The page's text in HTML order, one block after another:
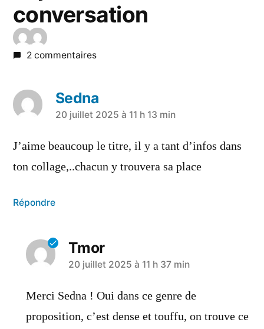
conversation
2 commentaires
Sedna
20 juillet 2025 à 11 h 13 min
J’aime beaucoup le titre, il y a tant d’infos dans
ton collage,..chacun y trouvera sa place
Répondre
Tmor
20 juillet 2025 à 11 h 37 min
Merci Sedna ! Oui dans ce genre de
proposition, c’est dense et touffu, on trouve ce